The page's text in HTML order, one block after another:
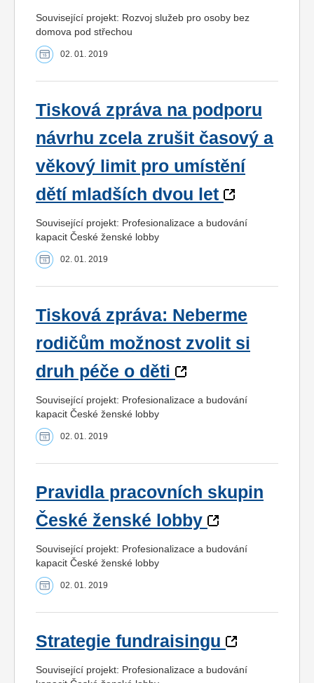
Související projekt: Rozvoj služeb pro osoby bez
domova pod střechou
02. 01. 2019
Tisková zpráva na podporu
návrhu zcela zrušit časový a
věkový limit pro umístění
dětí mladších dvou let
Související projekt: Profesionalizace a budování
kapacit České ženské lobby
02. 01. 2019
Tisková zpráva: Neberme
rodičům možnost zvolit si
druh péče o děti
Související projekt: Profesionalizace a budování
kapacit České ženské lobby
02. 01. 2019
Pravidla pracovních skupin
České ženské lobby
Související projekt: Profesionalizace a budování
kapacit České ženské lobby
02. 01. 2019
Strategie fundraisingu
Související projekt: Profesionalizace a budování